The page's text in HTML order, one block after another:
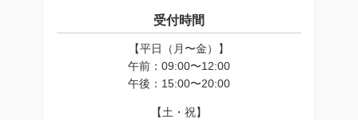
受付時間
【平日（月〜金）】
午前：09:00〜12:00
午後：15:00〜20:00
【土・祝】